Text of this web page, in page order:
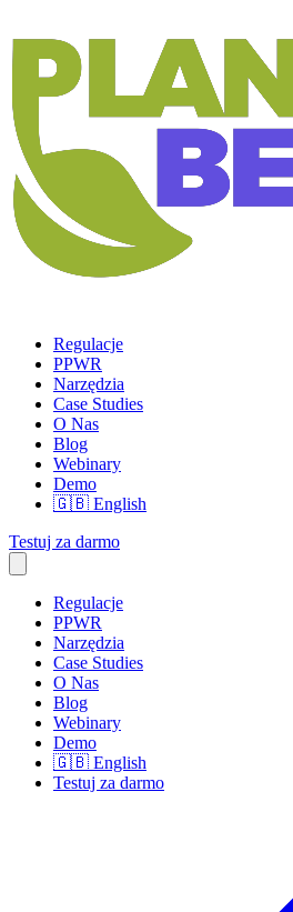
Regulacje
PPWR
Narzędzia
Case Studies
O Nas
Blog
Webinary
Demo
🇬🇧 English
Testuj za darmo
Regulacje
PPWR
Narzędzia
Case Studies
O Nas
Blog
Webinary
Demo
🇬🇧 English
Testuj za darmo